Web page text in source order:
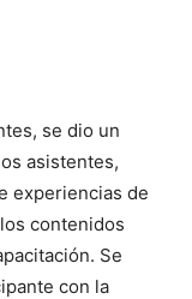
se dio un
asistentes,
experiencias de
contenidos
Se
con la